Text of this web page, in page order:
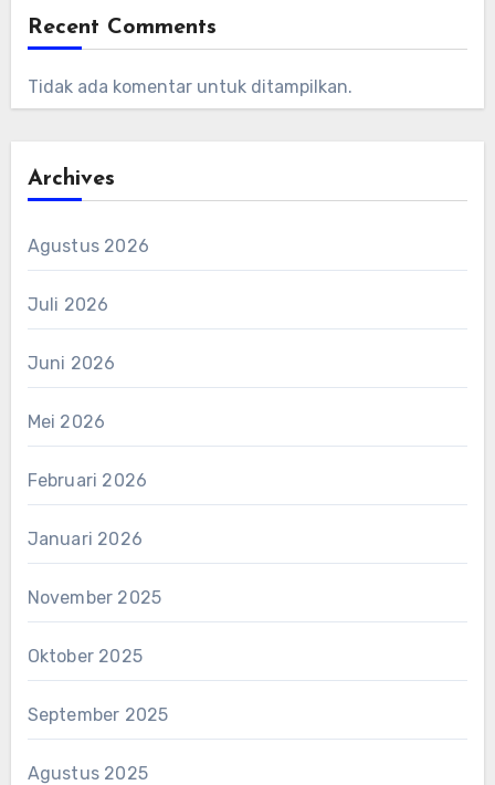
Recent Comments
Tidak ada komentar untuk ditampilkan.
Archives
Agustus 2026
Juli 2026
Juni 2026
Mei 2026
Februari 2026
Januari 2026
November 2025
Oktober 2025
September 2025
Agustus 2025